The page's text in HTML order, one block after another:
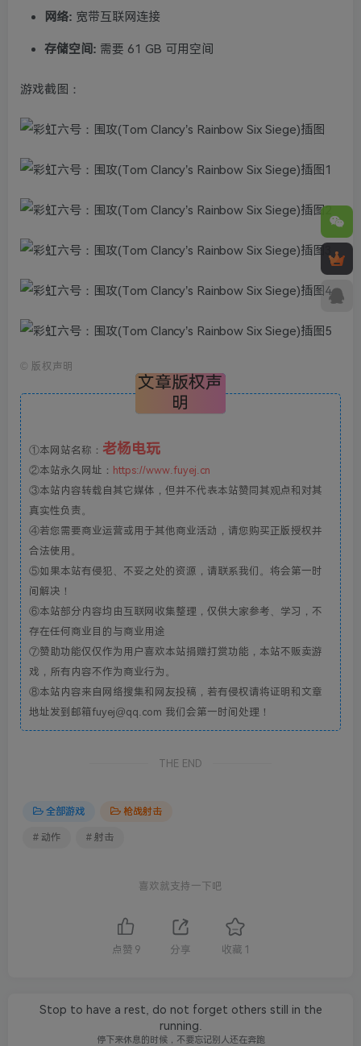
网络: 宽带互联网连接
存储空间: 需要 61 GB 可用空间
游戏截图：
© 版权声明
文章版权声
明
①本网站名称： 老杨电玩
②本站永久网址： https://www.fuyej.cn
③本站内容转载自其它媒体，但并不代表本站赞同其观点和对其
真实性负责。
④若您需要商业运营或用于其他商业活动，请您购买正版授权并
合法使用。
⑤如果本站有侵犯、不妥之处的资源，请联系我们。将会第一时
间解决！
⑥本站部分内容均由互联网收集整理，仅供大家参考、学习，不
存在任何商业目的与商业用途
⑦赞助功能仅仅作为用户喜欢本站捐赠打赏功能，本站不贩卖游
戏，所有内容不作为商业行为。
⑧本站内容来自网络搜集和网友投稿，若有侵权请将证明和文章
地址发到邮箱fuyej@qq.com 我们会第一时间处理！
THE END
全部游戏 枪战射击
# 动作 # 射击
喜欢就支持一下吧
点赞 9 分享 收藏 1
Stop to have a rest, do not forget others still in the
running.
停下来休息的时候，不要忘记别人还在奔跑